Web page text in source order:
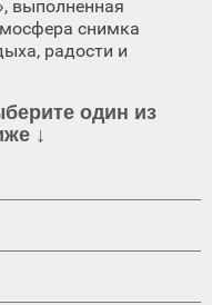
выполненная
снимка
радости и
один из
↓